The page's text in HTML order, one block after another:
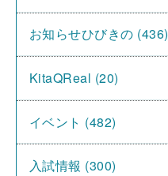
お知らせひびきの (436)
KitaQReal (20)
イベント (482)
入試情報 (300)